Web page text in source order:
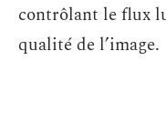
contrôlant le flux
qualité de l’image.